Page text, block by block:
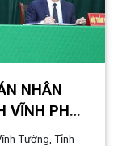
NHÂN
PHÚC
Tường, Tỉnh